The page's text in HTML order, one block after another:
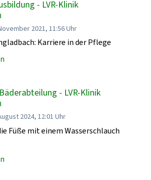
- LVR-Klinik
2021, 11:56 Uhr
Karriere in der Pflege
- LVR-Klinik
2024, 12:01 Uhr
Füße mit einem Wasserschlauch